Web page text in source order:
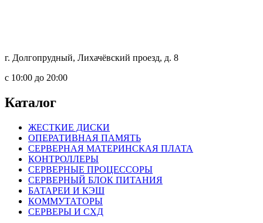
г. Долгопрудный, Лихачёвский проезд, д. 8
c 10:00 до 20:00
Каталог
ЖЕСТКИЕ ДИСКИ
ОПЕРАТИВНАЯ ПАМЯТЬ
СЕРВЕРНАЯ МАТЕРИНСКАЯ ПЛАТА
КОНТРОЛЛЕРЫ
СЕРВЕРНЫЕ ПРОЦЕССОРЫ
СЕРВЕРНЫЙ БЛОК ПИТАНИЯ
БАТАРЕИ И КЭШ
КОММУТАТОРЫ
СЕРВЕРЫ И СХД